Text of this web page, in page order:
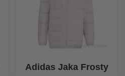
Adidas Jaka Frosty